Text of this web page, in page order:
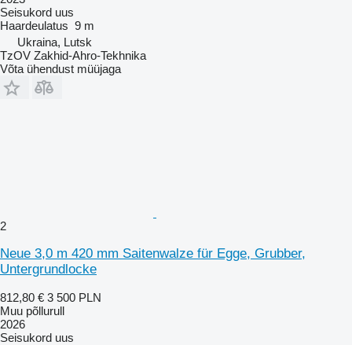
Seisukord uus
Haardeulatus 9 m
Ukraina, Lutsk
TzOV Zakhid-Ahro-Tekhnika
Võta ühendust müüjaga
2
Neue 3,0 m 420 mm Saitenwalze für Egge, Grubber,
Untergrundlocke
812,80 € 3 500 PLN
Muu põllurull
2026
Seisukord uus